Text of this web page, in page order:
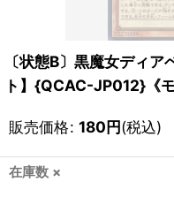
〔状態B〕黒魔女ディ
ト】{QCAC-JP012}《
販売価格: 180円(税込)
在庫数 ×